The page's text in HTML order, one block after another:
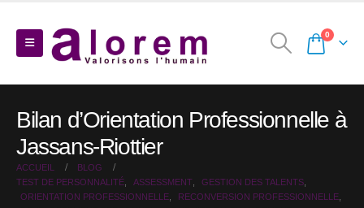
0
Bilan d’Orientation Professionnelle à
Jassans-Riottier
ACCUEIL
BLOG
TEST DE PERSONNALITÉ
ASSESSMENT GESTION DES TALENTS
ORIENTATION PROFESSIONNELLE
RECONVERSION PROFESSIONNELLE